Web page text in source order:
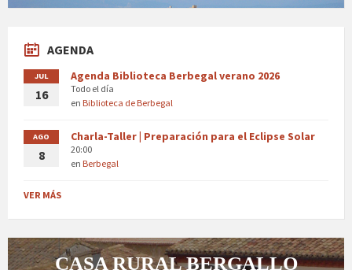
AGENDA
JUL
16
Agenda Biblioteca Berbegal verano 2026
Todo el día
en Biblioteca de Berbegal
AGO
8
Charla-Taller | Preparación para el Eclipse Solar
20:00
en Berbegal
VER MÁS
CASA RURAL BERGALLO